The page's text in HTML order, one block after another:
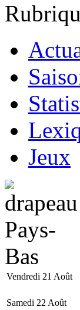
Jeux
Vendredi 21 Août
Samedi 22 Août